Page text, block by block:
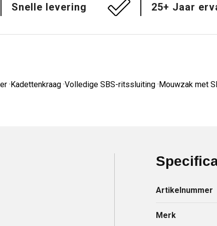
Snelle levering 25+ Jaar
·Kadettenkraag ·Volledige SBS-ritssluiting ·Mouwzak met
Artikelnummer
Merk